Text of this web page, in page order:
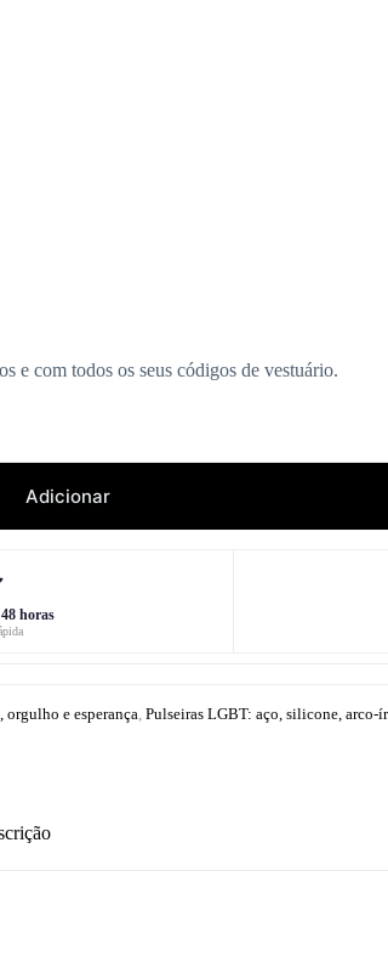
e com todos os seus códigos de vestuário.
Adicionar
horas
e esperança Pulseiras LGBT: aço, silicone, arco-